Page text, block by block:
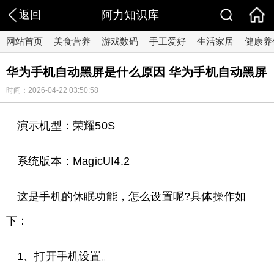
返回 阿力知识库
网站首页 美食营养 游戏数码 手工爱好 生活家居 健康养
华为手机自动黑屏是什么原因 华为手机自动黑屏
时间：2026-04-22 03:50:58
演示机型：荣耀50S
系统版本：MagicUI4.2
这是手机的休眠功能，怎么设置呢?具体操作如
下：
1、打开手机设置。